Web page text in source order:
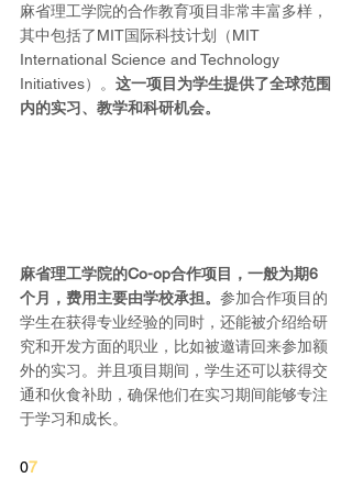
麻省理工学院的合作教育项目非常丰富多样，
其中包括了MIT国际科技计划（MIT
International Science and Technology
Initiatives）。 这一项目为学生提供了全球范围
内的实习、教学和科研机会。
麻省理工学院的Co-op合作项目，一般为期6
个月，费用主要由学校承担。 参加合作项目的
学生在获得专业经验的同时，还能被介绍给研
究和开发方面的职业，比如被邀请回来参加额
外的实习。并且项目期间，学生还可以获得交
通和伙食补助，确保他们在实习期间能够专注
于学习和成长。
07